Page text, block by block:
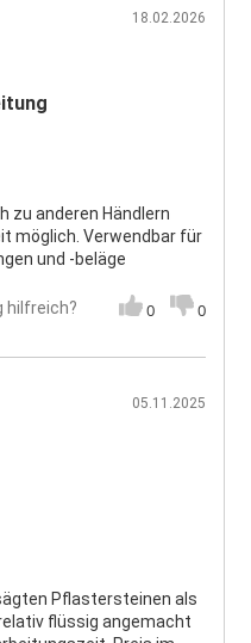
18.02.2026
zu anderen Händlern
möglich. Verwendbar für
und -beläge
hilfreich? 0 0
05.11.2025
Pflastersteinen als
flüssig angemacht